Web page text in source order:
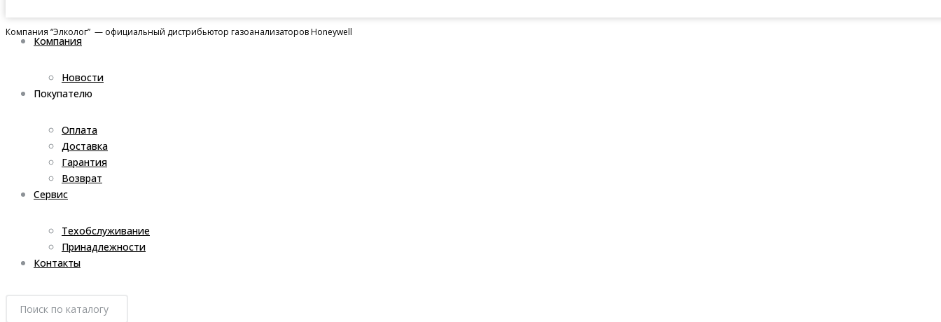
Компания “Элколог” — официальный дистрибьютор газоанализаторов Honeywell
Компания
Новости
Покупателю
Оплата
Доставка
Гарантия
Возврат
Сервис
Техобслуживание
Принадлежности
Контакты